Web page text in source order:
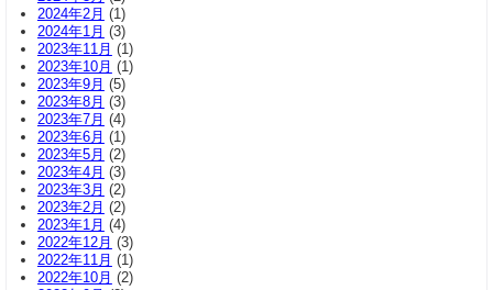
2024年2月 (1)
2024年1月 (3)
2023年11月 (1)
2023年10月 (1)
2023年9月 (5)
2023年8月 (3)
2023年7月 (4)
2023年6月 (1)
2023年5月 (2)
2023年4月 (3)
2023年3月 (2)
2023年2月 (2)
2023年1月 (4)
2022年12月 (3)
2022年11月 (1)
2022年10月 (2)